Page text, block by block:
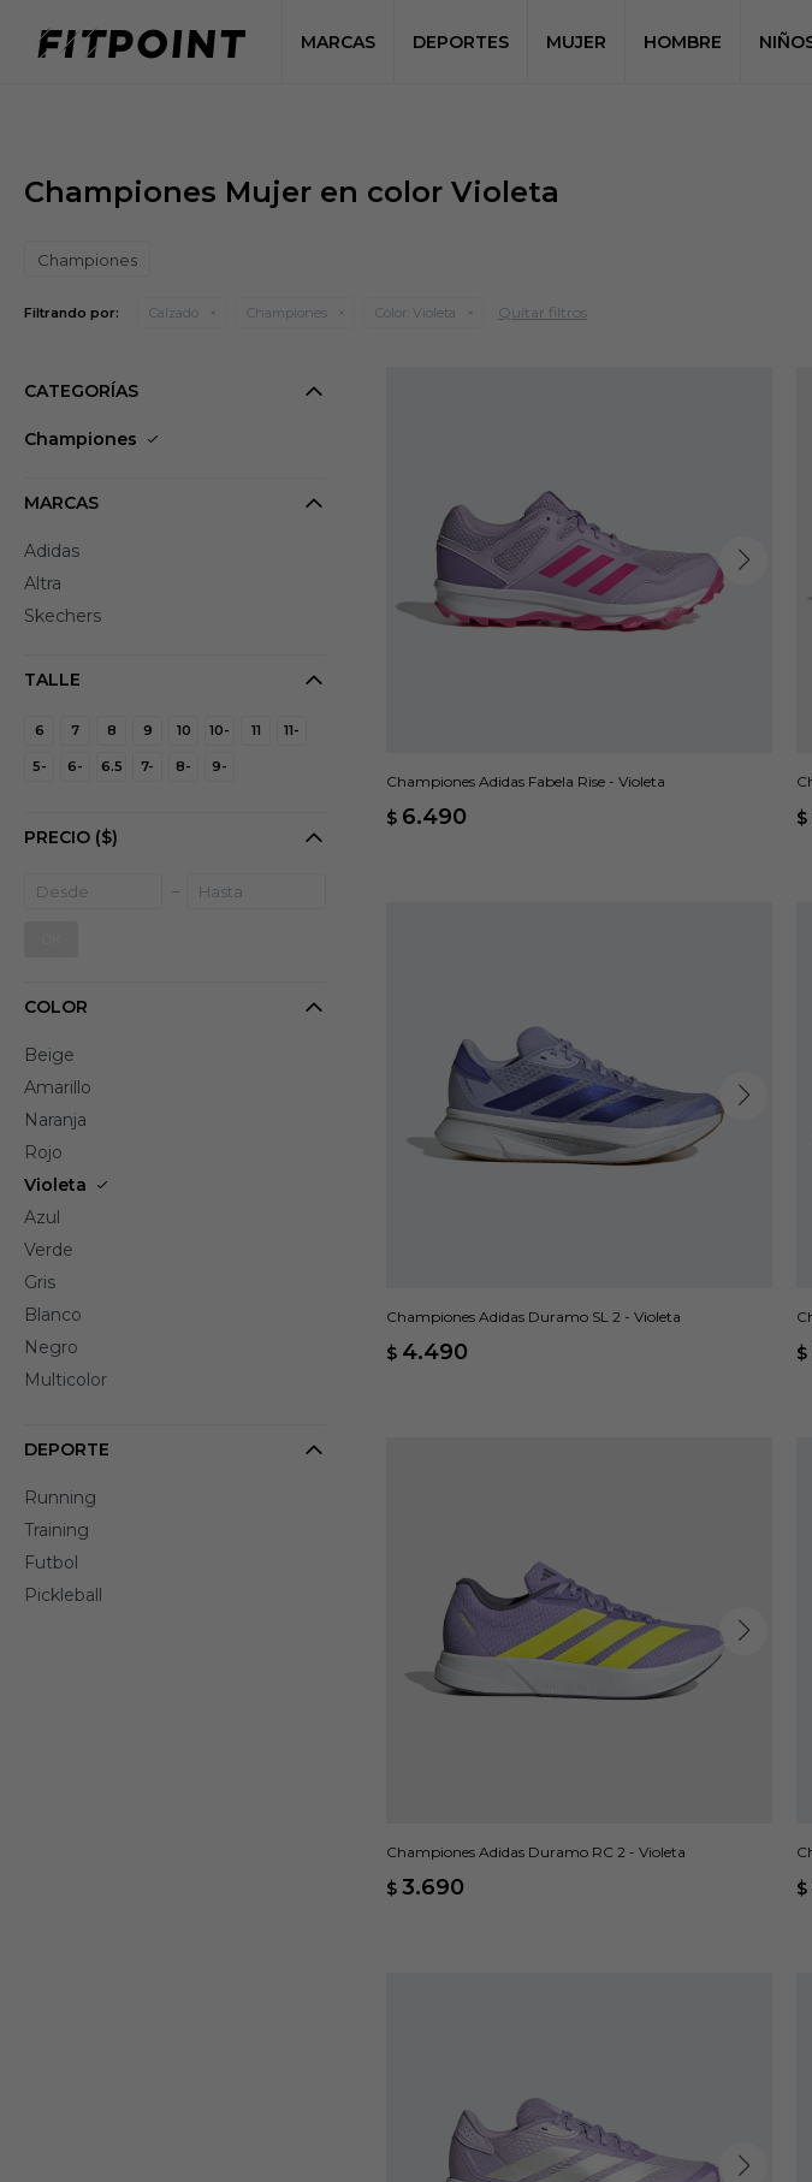
MARCAS DEPORTES MUJER HOMBRE
Championes Mujer en color Violeta
Championes
Filtrando por: Calzado Championes Color: Violeta Quitar filtros
Championes Adidas Fabela Rise - Violeta
$ 6.490 $
Championes Adidas Duramo SL 2 - Violeta
$ 4.490 $
Championes Adidas Duramo RC 2 - Violeta
$ 3.690 $
CATEGORÍAS
Championes
MARCAS
Adidas
Altra
Skechers
TALLE
6 7 8 9 10 10- 11 11-
5- 6- 6.5 7- 8- 9-
PRECIO ($)
COLOR
Beige
Amarillo
Naranja
Rojo
Violeta
Azul
Verde
Gris
Blanco
Negro
Multicolor
DEPORTE
Running
Training
Futbol
Pickleball